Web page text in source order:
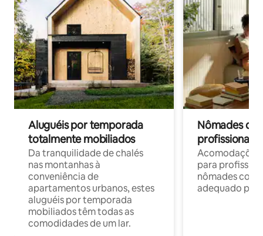
Aluguéis por temporada
totalmente mobiliados
Da tranquilidade de chalés
nas montanhas à
conveniência de
apartamentos urbanos, estes
aluguéis por temporada
mobiliados têm todas as
comodidades de um lar.
Nômades
profissionais
para
nômades com
adequado